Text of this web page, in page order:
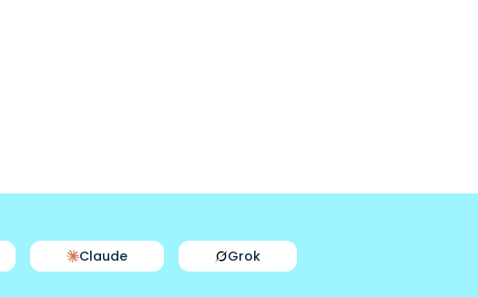
Claude Grok